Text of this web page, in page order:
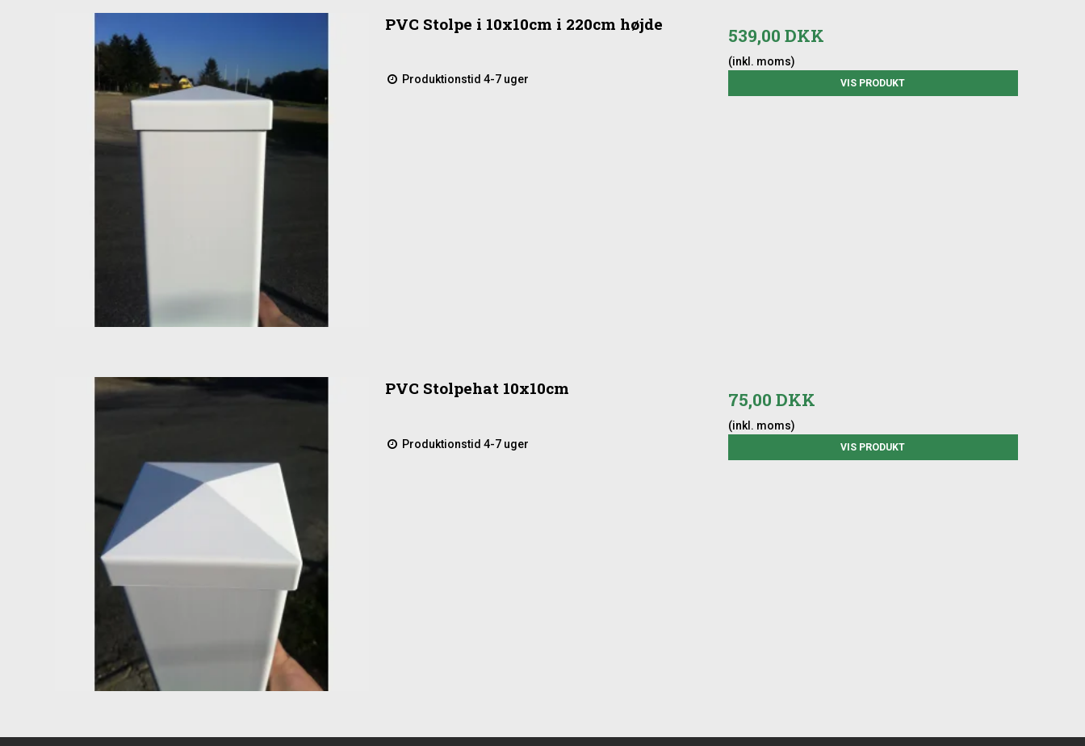
PVC Stolpe i 10x10cm i 220cm højde
Produktionstid 4-7 uger
539,00 DKK
(inkl. moms)
VIS PRODUKT
PVC Stolpehat 10x10cm
Produktionstid 4-7 uger
75,00 DKK
(inkl. moms)
VIS PRODUKT